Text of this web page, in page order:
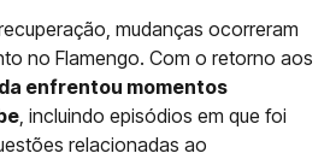
mudanças ocorreram
no Flamengo. Com o retorno aos
enfrentou momentos
, incluindo episódios em que foi
relacionadas ao